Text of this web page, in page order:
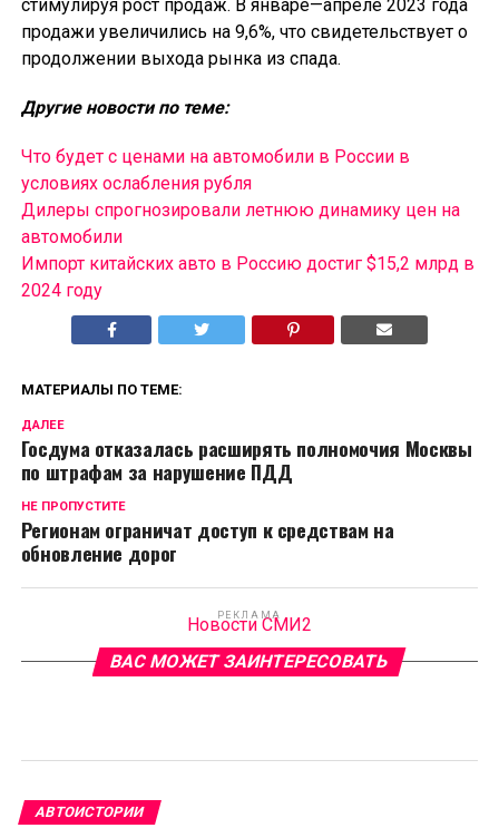
стимулируя рост продаж. В январе—апреле 2023 года
продажи увеличились на 9,6%, что свидетельствует о
продолжении выхода рынка из спада.
Другие новости по теме:
Что будет с ценами на автомобили в России в
условиях ослабления рубля
Дилеры спрогнозировали летнюю динамику цен на
автомобили
Импорт китайских авто в Россию достиг $15,2 млрд в
2024 году
МАТЕРИАЛЫ ПО ТЕМЕ:
ДАЛЕЕ
Госдума отказалась расширять полномочия Москвы
по штрафам за нарушение ПДД
НЕ ПРОПУСТИТЕ
Регионам ограничат доступ к средствам на
обновление дорог
РЕКЛАМА
Новости СМИ2
ВАС МОЖЕТ ЗАИНТЕРЕСОВАТЬ
АВТОИСТОРИИ